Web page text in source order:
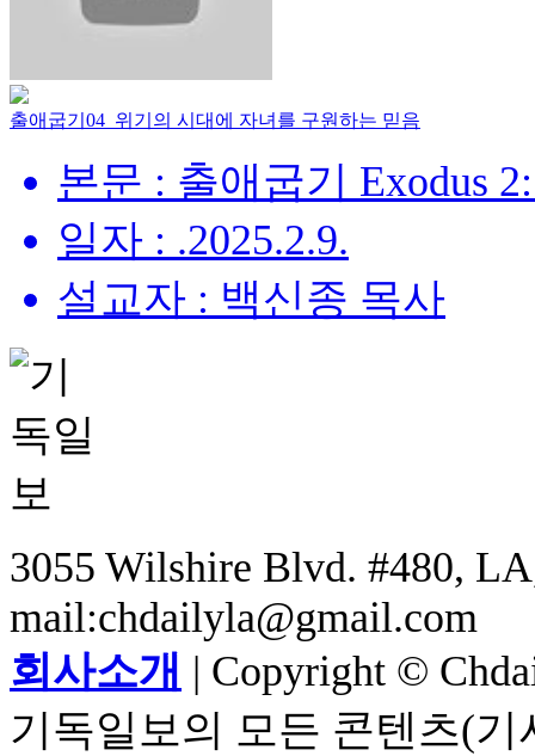
출애굽기04_위기의 시대에 자녀를 구원하는 믿음
본문 : 출애굽기 Exodus
일자 : .2025.2.9.
설교자 : 백신종 목사
3055 Wilshire Blvd. #480,
mail:chdailyla@gmail.com
회사소개 | Copyright ©
기독일보의 모든 콘텐츠(